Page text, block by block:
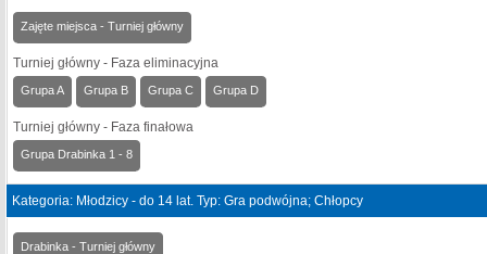
Zajęte miejsca - Turniej główny
Turniej główny - Faza eliminacyjna
Grupa A Grupa B Grupa C Grupa D
Turniej główny - Faza finałowa
Grupa Drabinka 1 - 8
Kategoria: Młodzicy - do 14 lat. Typ: Gra podwójna; Chłopcy
Drabinka - Turniej główny